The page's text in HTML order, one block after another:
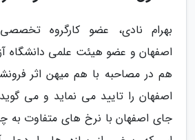
بهرام نادی، عضو کارگروه
اصفهان و عضو هیئت علمی دانشگاه
هم در مصاحبه با هم میهن اثر
اصفهان را تایید می نماید و می
جای اصفهان با نرخ های متفاوت به